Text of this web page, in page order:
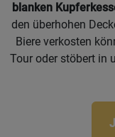
blanken
den überhohen
Biere verkosten
Tour oder stöbert in